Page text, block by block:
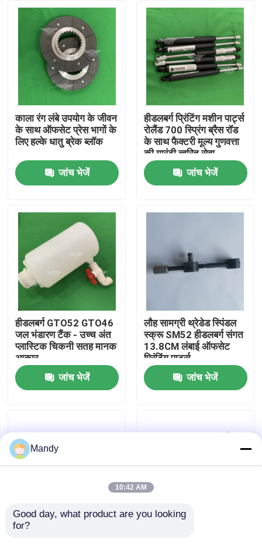
उत्पादों
हमारे बारे में
कारखाने का दौरा
गुणवत्ता नियंत्रण
हमसे संपर्क करें
समाचार
मामले
काला रंग लंबे उपयोग के जीवन
के साथ ऑफसेट प्रेस भागों के
लिए हल्के धातु ब्रेक ब्लॉक
जांच भेजें
हीडलबर्ग प्रिंटिंग मशीन पार्ट्स
रोलैंड 700 स्प्रिंग ब्रैस रॉड
के साथ फैक्टरी मूल्य गुणवत्ता
की गारंटी त्वरित सेवा
जांच भेजें
हीडलबर्ग GTO52 GTO46
जल भंडारण टैंक - उच्च अंत
प्लास्टिक चिकनी सतह मानक
आकार
जांच भेजें
लौह सामग्री थ्रेडेड स्पिंडल
स्क्रू SM52 हीडलबर्ग संगत
13.8CM लंबाई ऑफसेट
प्रिंटिंग पार्ट्स
जांच भेजें
स्टेनलेस स्टील सीडी102
Mandy
10:42 AM
Good day, what product are you looking
for?